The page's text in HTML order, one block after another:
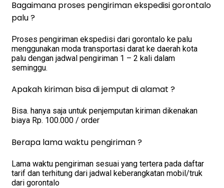
Bagaimana proses pengiriman ekspedisi gorontalo
palu ?
Proses pengiriman ekspedisi dari gorontalo ke palu
menggunakan moda transportasi darat ke daerah kota
palu dengan jadwal pengiriman 1 – 2 kali dalam
seminggu.
Apakah kiriman bisa di jemput di alamat ?
Bisa. hanya saja untuk penjemputan kiriman dikenakan
biaya Rp. 100.000 / order
Berapa lama waktu pengiriman ?
Lama waktu pengiriman sesuai yang tertera pada daftar
tarif dan terhitung dari jadwal keberangkatan mobil/truk
dari gorontalo